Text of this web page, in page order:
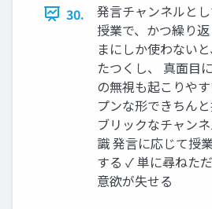
30.
発言チャンネルと
授業で、かつ繰り
まにしか使わない
たつくし、 真面目
の無視も起こりや
プンな形できちん
ブリックなチャン
識 発言に応じて授
する ✓ 単に尋ねた
意欲が失せる